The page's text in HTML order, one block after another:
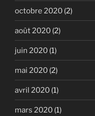
octobre 2020 (2)
août 2020 (2)
juin 2020 (1)
mai 2020 (2)
avril 2020 (1)
mars 2020 (1)